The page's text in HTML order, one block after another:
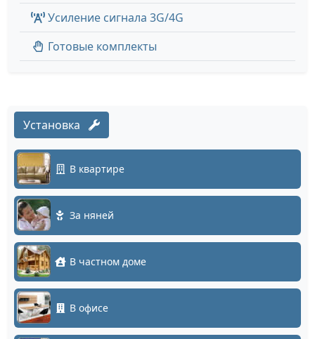
Усиление сигнала 3G/4G
Готовые комплекты
Установка
В квартире
За няней
В частном доме
В офисе